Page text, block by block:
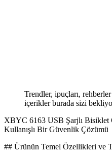
Trendler, ipuçları,
içerikler burada sizi
XBYC 6163 USB Şarjlı Bisiklet
Kullanışlı Bir Güvenlik Çözümü
## Ürünün Temel Özellikleri ve